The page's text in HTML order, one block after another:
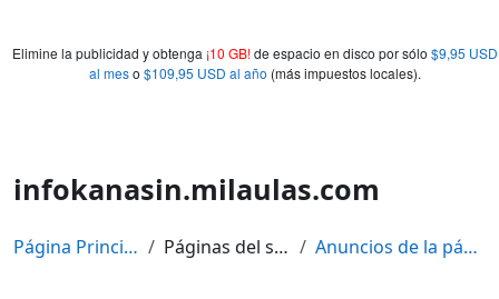
Elimine la publicidad y obtenga ¡10 GB!de espacio en disco por sólo $9,95 USD
al meso $109,95 USD al año (más impuestos locales).
infokanasin.milaulas.com
Página Principal Páginas del sitio Anuncios de la página